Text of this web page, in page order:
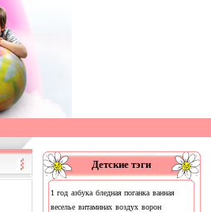
Детские тэги
1 год азбука бледная поганка ванная
веселье витаминах воздух ворон